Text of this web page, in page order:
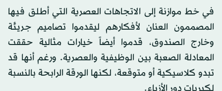
في خط موازنة إلى الاتجاهات العصرية التي أطلق فيها
المصممون العنان لأفكارهم ليقدموا تصاميم جريئة
وخارج الصندوق، قدموا أيضاً خيارات مثالية حققت
المعادلة الصعبة بين الوظيفية والعصرية. ورغم أنها قد
تبدو كلاسيكية أو متوقعة، لكنها الورقة الرابحة بالنسبة
لكبريات دور الأزياء.